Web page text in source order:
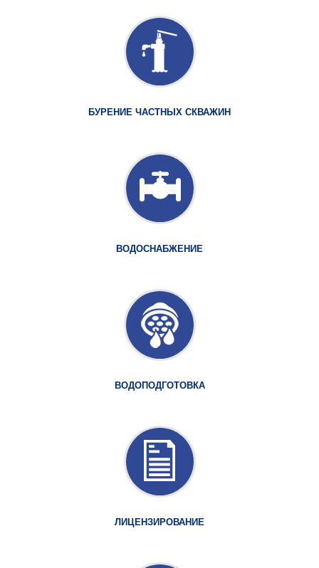
БУРЕНИЕ ЧАСТНЫХ СКВАЖИН
ВОДОСНАБЖЕНИЕ
ВОДОПОДГОТОВКА
ЛИЦЕНЗИРОВАНИЕ